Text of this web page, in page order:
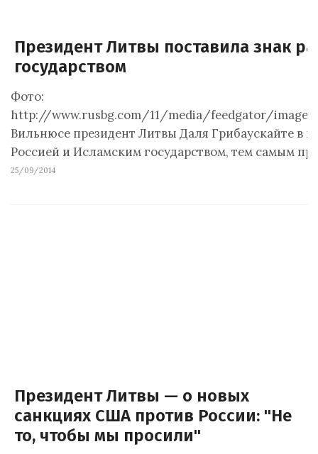
Президент Литвы поставила знак
государством
Фото:
http://www.rusbg.com/11/media/feedgator/images/
Вильнюсе президент Литвы Даля Грибаускайте в
Россией и Исламским государством, тем самым
25/09/2014
Президент Литвы — о новых
санкциях США против России: "Не
то, чтобы мы просили"